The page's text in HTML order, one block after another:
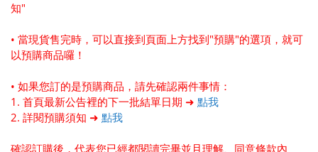
知"
• 當現貨售完時，可以直接到頁面上方找到"預購"的選項，就可
以預購商品囉！
• 如果您訂的是預購商品，請先確認兩件事情：
1. 首頁最新公告裡的下一批結單日期 ➜ 點我
2. 詳閱預購須知 ➜ 點我
確認訂購後，代表您已經都閱讀完畢並且理解、同意條款內